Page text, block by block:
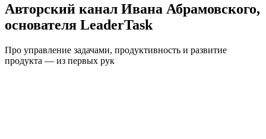
Авторский канал Ивана Абрамовского,
основателя LeaderTask
Про управление задачами, продуктивность и развитие
продукта — из первых рук